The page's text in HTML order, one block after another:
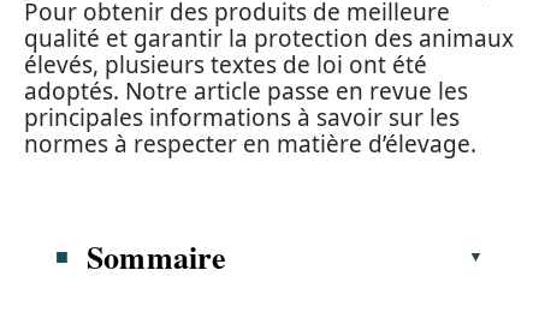
Pour obtenir des produits de meilleure
qualité et garantir la protection des animaux
élevés, plusieurs textes de loi ont été
adoptés. Notre article passe en revue les
principales informations à savoir sur les
normes à respecter en matière d’élevage.
Sommaire